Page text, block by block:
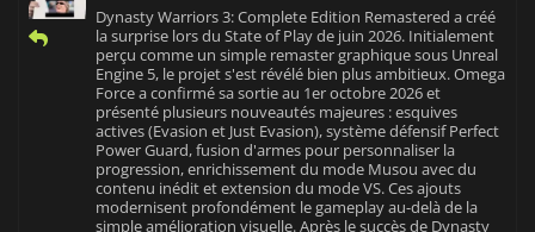
Dynasty Warriors 3: Complete Edition Remastered a créé
la surprise lors du State of Play de juin 2026. Initialement
perçu comme un simple remaster graphique sous Unreal
Engine 5, le projet s'est révélé bien plus ambitieux. Omega
Force a confirmé sa sortie au 1er octobre 2026 et
présenté plusieurs nouveautés majeures : esquives
actives (Evasion et Just Evasion), système défensif Perfect
Power Guard, fusion d'armes pour personnaliser la
progression, enrichissement du mode Musou avec du
contenu inédit et extension du mode VS. Ces ajouts
modernisent profondément le gameplay au-delà de la
simple amélioration visuelle. Après le succès de Dynasty